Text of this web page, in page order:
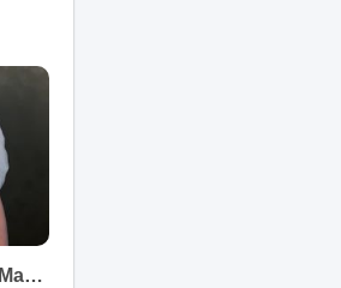
Derya Ataş Beauty Hair&Make Up